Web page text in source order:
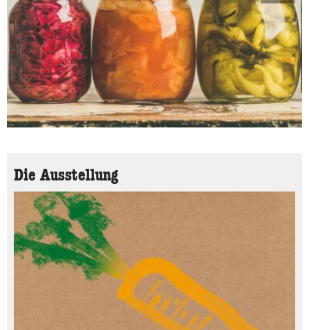
Die Ausstellung